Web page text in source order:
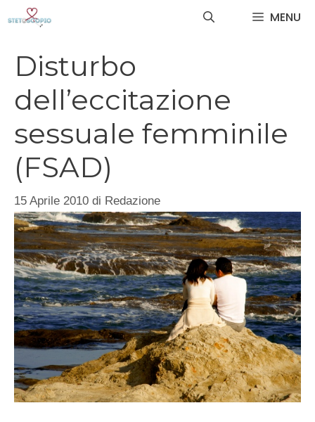
MENU
Disturbo
dell’eccitazione
sessuale femminile
(FSAD)
15 Aprile 2010 di Redazione